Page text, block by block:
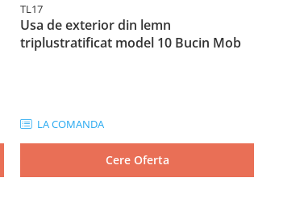
TL17
Usa de exterior din lemn
triplustratificat model 10 Bucin Mob
LA COMANDA
Cere Oferta